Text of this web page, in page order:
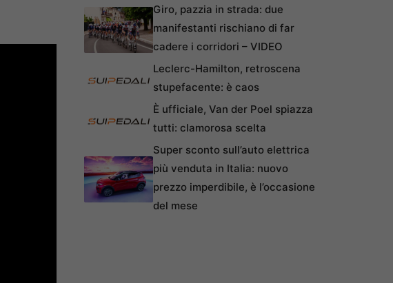
Giro, pazzia in strada: due
manifestanti rischiano di far
cadere i corridori – VIDEO
Leclerc-Hamilton, retroscena
stupefacente: è caos
È ufficiale, Van der Poel spiazza
tutti: clamorosa scelta
Super sconto sull’auto elettrica
più venduta in Italia: nuovo
prezzo imperdibile, è l’occasione
del mese